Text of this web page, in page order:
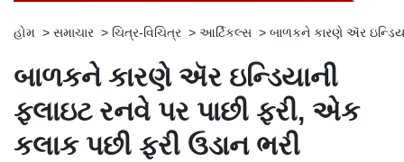
હોમ > સમાચાર > ચિત્ર-વિચિત્ર > આર્ટિકલ્સ > બાળકને કારણે ઍર
બાળકને કારણે ઍર ઇન્ડિયાની
ફ્લાઇટ રનવે પર પાછી ફરી, એક
કલાક પછી ફરી ઉડાન ભરી